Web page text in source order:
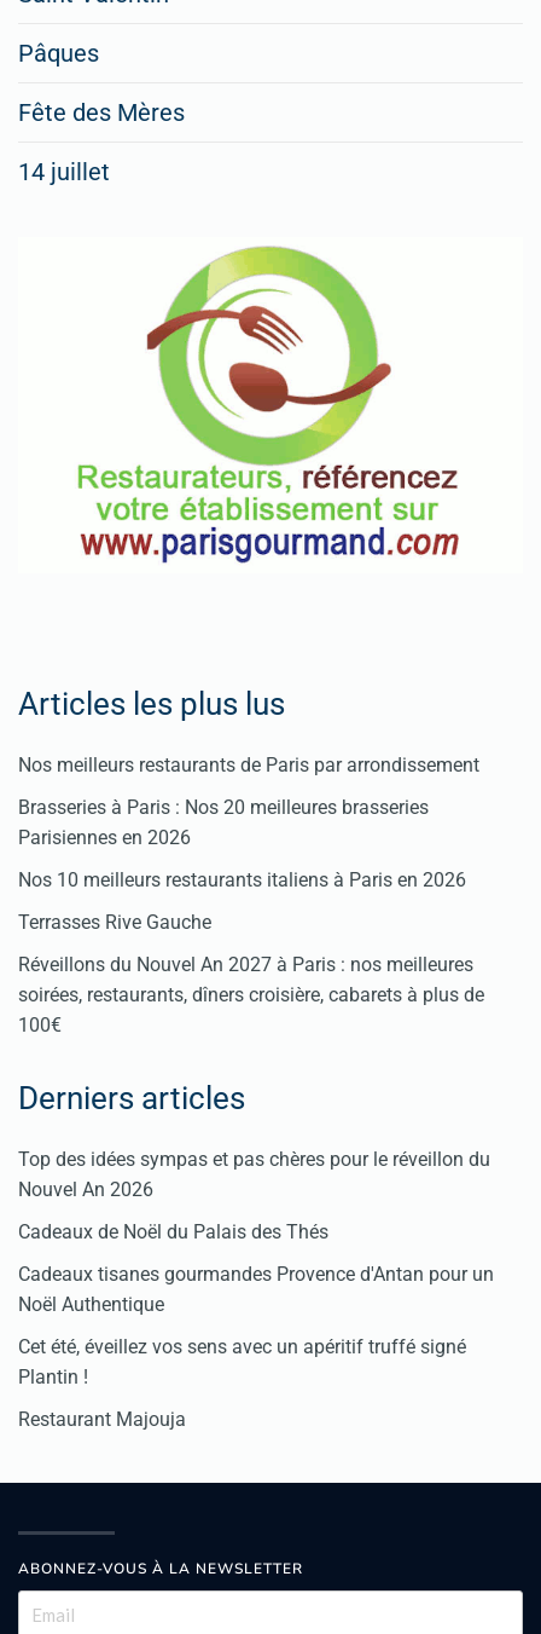
Pâques
Fête des Mères
14 juillet
Articles les plus lus
Nos meilleurs restaurants de Paris par arrondissement
Brasseries à Paris : Nos 20 meilleures brasseries
Parisiennes en 2026
Nos 10 meilleurs restaurants italiens à Paris en 2026
Terrasses Rive Gauche
Réveillons du Nouvel An 2027 à Paris : nos meilleures
soirées, restaurants, dîners croisière, cabarets à plus de
100€
Derniers articles
Top des idées sympas et pas chères pour le réveillon du
Nouvel An 2026
Cadeaux de Noël du Palais des Thés
Cadeaux tisanes gourmandes Provence d'Antan pour un
Noël Authentique
Cet été, éveillez vos sens avec un apéritif truffé signé
Plantin !
Restaurant Majouja
ABONNEZ-VOUS À LA NEWSLETTER